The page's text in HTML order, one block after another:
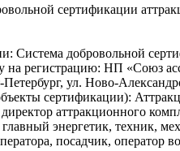
сертификации
Система добровольной
на регистрацию: НП «Союз
ул. Ново-
сертификации):
аттракционного
энергетик, техник,
посадчик, оператор